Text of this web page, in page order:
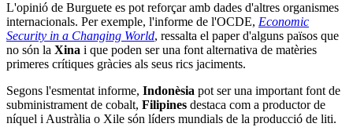
L'opinió de Burguete es pot reforçar amb dades d'altres organismes
internacionals. Per exemple, l'informe de l'OCDE, Economic
Security in a Changing World, ressalta el paper d'alguns països que
no són la Xina i que poden ser una font alternativa de matèries
primeres crítiques gràcies als seus rics jaciments.
Segons l'esmentat informe, Indonèsia pot ser una important font de
subministrament de cobalt, Filipines destaca com a productor de
níquel i Austràlia o Xile són líders mundials de la producció de liti.